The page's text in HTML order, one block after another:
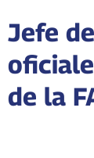
Jefe
de la